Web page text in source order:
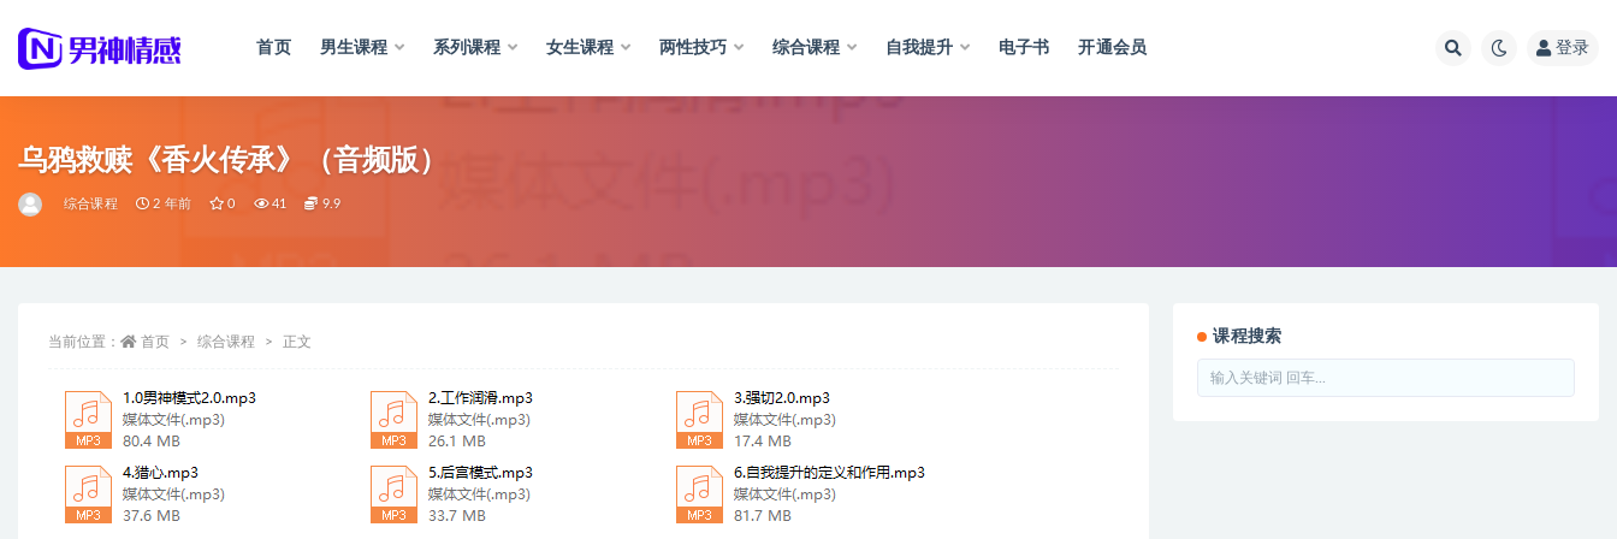
首页 男生课程 系列课程 女生课程 两性技巧 综合课程 自我提升 电子书 开通会员 登录
乌鸦救赎《香火传承》（音频版）
综合课程 2 年前 0 41 9.9
当前位置： 首页 综合课程 正文 课程搜索